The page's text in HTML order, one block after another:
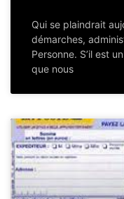
Qui se plaindrait
démarches,
Personne. S’il est
que nous